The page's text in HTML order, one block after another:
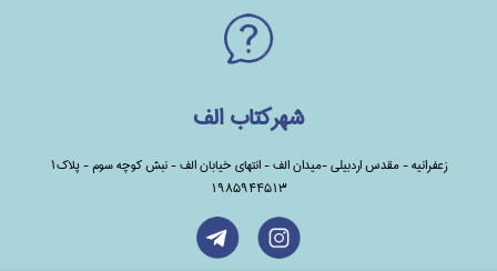
شهرکتاب الف
زعفرانیه - مقدس اردبیلی -میدان الف - انتهای خیابان الف - نبش کوچه سوم - پلاک1
1985944513